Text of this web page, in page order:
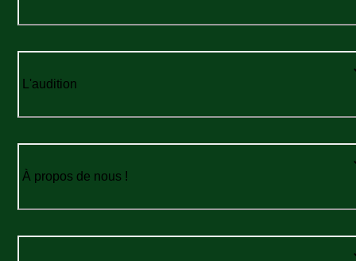
L'audition
À propos de nous !